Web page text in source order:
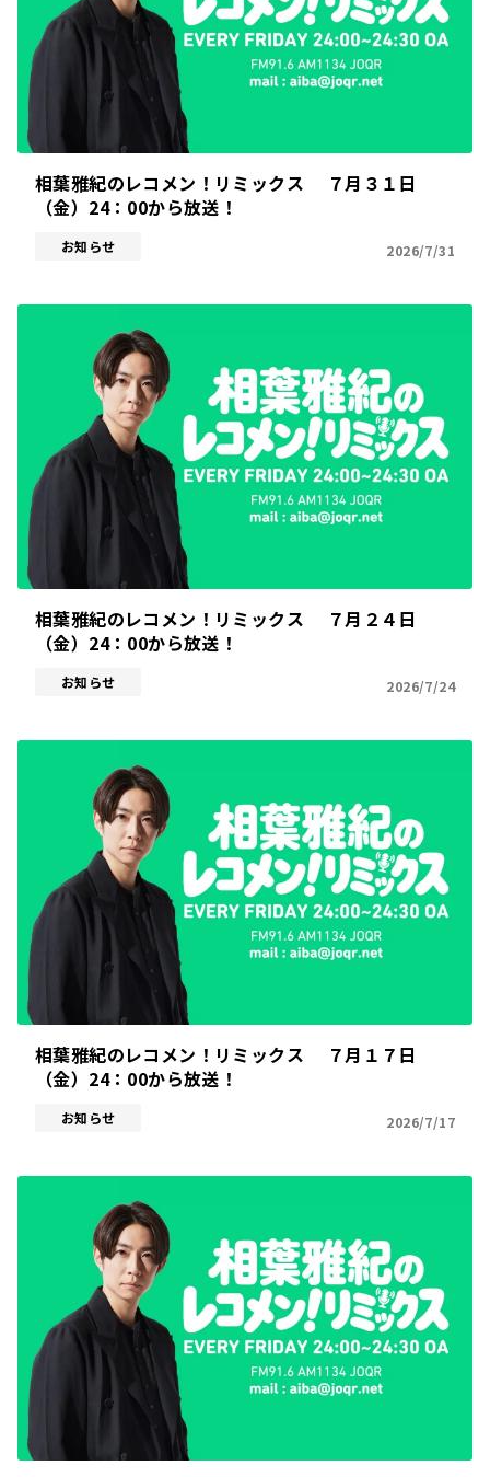
相葉雅紀のレコメン！リミックス ７月３１日
（金）24：00から放送！
お知らせ 2026/7/31
相葉雅紀のレコメン！リミックス ７月２４日
（金）24：00から放送！
お知らせ 2026/7/24
相葉雅紀のレコメン！リミックス ７月１７日
（金）24：00から放送！
お知らせ 2026/7/17